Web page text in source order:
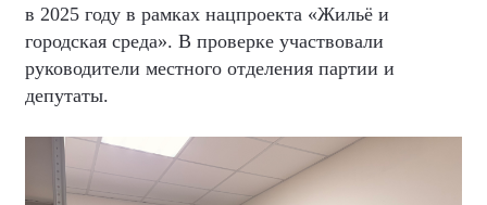
в 2025 году в рамках нацпроекта «Жильё и
городская среда». В проверке участвовали
руководители местного отделения партии и
депутаты.